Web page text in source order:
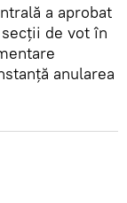
a aprobat
de vot în
anularea